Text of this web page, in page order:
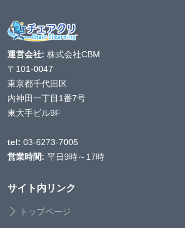
運営会社: 株式会社CBM
〒101-0047
東京都千代田区
内神田一丁目1番7号
東大手ビル9F
tel: 03-6273-7005
営業時間: 平日9時～17時
サイト内リンク
トップページ